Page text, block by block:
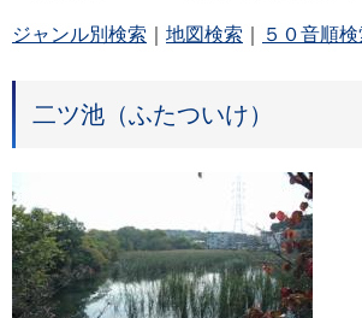
ジャンル別検索 地図検索 ５０音順検
二ツ池（ふたついけ）